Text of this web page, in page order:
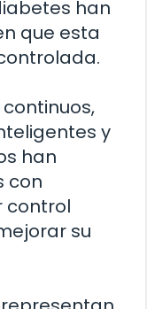
han
que esta
y
han
con
control
su